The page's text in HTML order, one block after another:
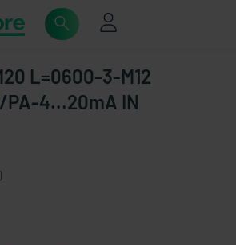
L=0600-3-M12
PA-4...20mA IN